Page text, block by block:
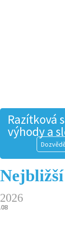
Razítková
výhody a
2026